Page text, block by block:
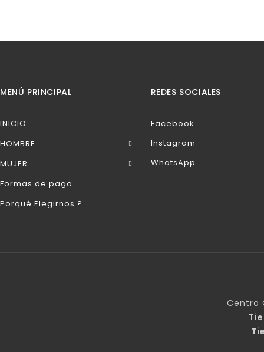
MENÚ PRINCIPAL
INICIO
HOMBRE
MUJER
Formas de pago
Porqué Elegirnos ?
REDES SOCIALES
Facebook
Instagram
WhatsApp
Centro